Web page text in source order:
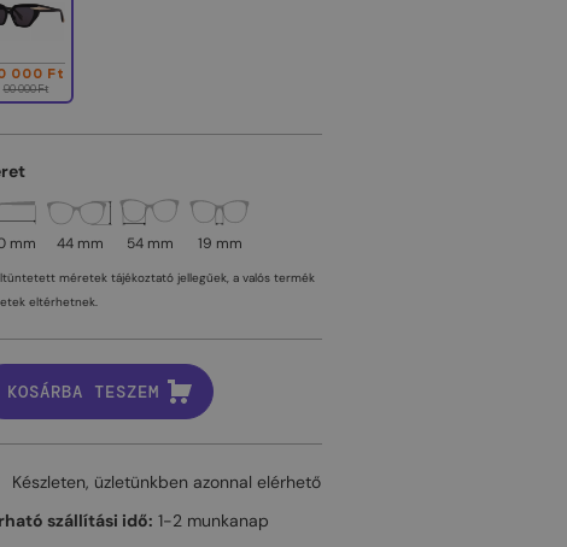
000 Ft
90 000 Ft
mm 44 mm 54 mm 19 mm
méretek tájékoztató jellegűek, a valós termék
eltérhetnek.
KOSÁRBA TESZEM
Készleten, üzletünkben azonnal elérhető
szállítási idő: 1-2 munkanap